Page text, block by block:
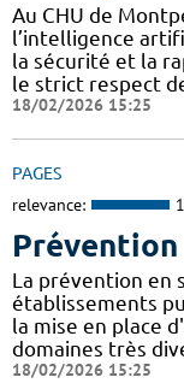
Au CHU de
l’intelligence
la sécurité et la
le strict respect
18/02/2026 15:25
PAGES
relevance:
Prévention
La prévention en
établissements
la mise en place
domaines très
18/02/2026 15:25